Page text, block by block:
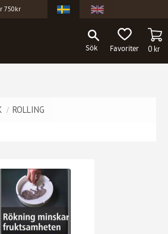
750kr
FAVORITER0kr
ROLLING